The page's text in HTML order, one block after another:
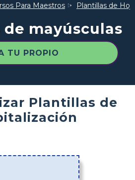
Para Maestros Plantillas de
mayúsculas
TU PROPIO
Plantillas de